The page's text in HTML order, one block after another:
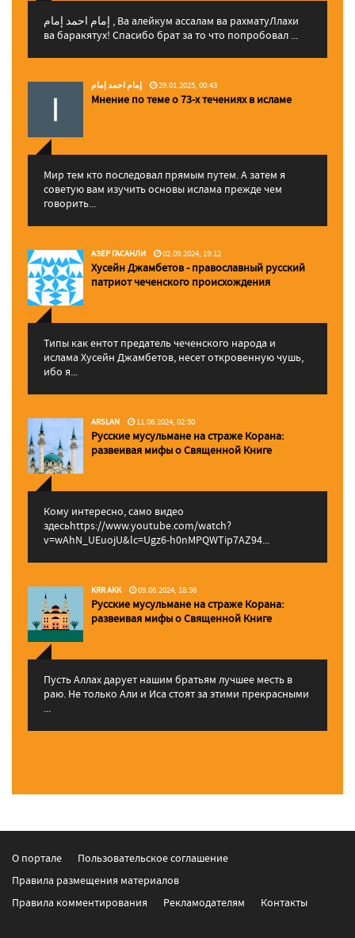
إمام احمد إمام , Ва алейкум ассалам ва рахматуЛлахи
ва баракятух! Спасибо брат за то что попробовал ...
إمام احمد إمام 29.01.2025, 00:43
Мнение по теме о 73-х течениях в исламе
Мир тем кто последовал прямым путем. А затем я
советую вам изучить основы ислама прежде чем
говорить...
АЗЕР ГАСАНЛИ 02.09.2024, 19:12
Хусейн Джамбетов - православный русский
патриот чеченского происхождения
Типы как ентот предатель чеченского народа и
ислама Хусейн Джамбетов, несет откровенную чушь,
ибо я...
ARSLAN 11.06.2024, 02:50
Русские мусульмане на страже Корана:
pазвеивая мифы о Священной Книге
Кому интересно, само видео
здесьhttps://www.youtube.com/watch?
v=wAhN_UEuojU&lc=Ugz6-h0nMPQWTip7AZ94...
KRR AKK 09.06.2024, 18:56
Русские мусульмане на страже Корана:
pазвеивая мифы о Священной Книге
Пусть Аллах дарует нашим братьям лучшее месть в
раю. Не только Али и Иса стоят за этими прекрасными
...
О портале
Пользовательское соглашение
Правила размещения материалов
Правила комментирования
Рекламодателям Контакты